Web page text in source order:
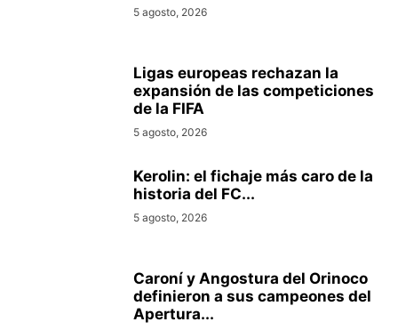
5 agosto, 2026
Ligas europeas rechazan la
expansión de las competiciones
de la FIFA
5 agosto, 2026
Kerolin: el fichaje más caro de la
historia del FC...
5 agosto, 2026
Caroní y Angostura del Orinoco
definieron a sus campeones del
Apertura...